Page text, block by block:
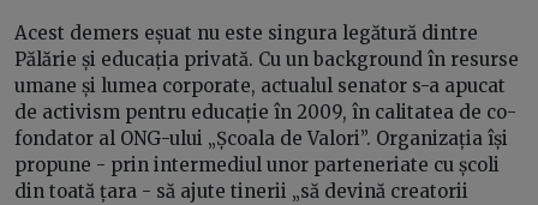
Acest demers eșuat nu este singura legătură dintre
Pălărie și educația privată. Cu un background în resurse
umane și lumea corporate, actualul senator s-a apucat
de activism pentru educație în 2009, în calitatea de co-
fondator al ONG-ului „Școala de Valori”. Organizația își
propune - prin intermediul unor parteneriate cu școli
din toată țara - să ajute tinerii „să devină creatorii